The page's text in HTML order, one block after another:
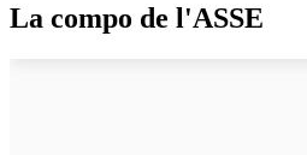
La compo de l'ASSE